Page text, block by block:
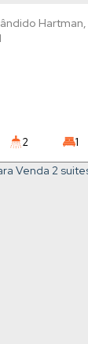
Hartman,
2
1